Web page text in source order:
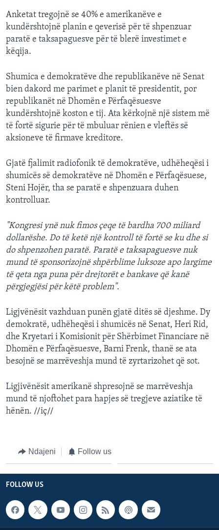
Anketat tregojnë se 40% e amerikanëve e
kundërshtojnë planin e qeverisë për të shpenzuar
paratë e taksapaguesve për të blerë investimet e
këqija.
Shumica e demokratëve dhe republikanëve në Senat
bien dakord me parimet e planit të presidentit, por
republikanët në Dhomën e Përfaqësuesve
kundërshtojnë koston e tij. Ata kërkojnë një sistem më
të fortë sigurie për të mbuluar rënien e vleftës së
aksioneve të firmave kreditore.
Gjatë fjalimit radiofonik të demokratëve, udhëheqësi i
shumicës së demokratëve në Dhomën e Përfaqësuese,
Steni Hojër, tha se paratë e shpenzuara duhen
kontrolluar.
"Kongresi ynë nuk fimos çeqe të bardha 700 miliard
dollarëshe. Do të ketë një kontroll të fortë se ku dhe si
do shpenzohen paratë. Paratë e taksapaguesve nuk
mund të sponsorizojnë shpërblime luksoze apo largime
të qeta nga puna për drejtorët e bankave që kanë
përgjegjësi për këtë problem".
Ligjvënësit vazhduan punën gjatë ditës së djeshme. Dy
demokratë, udhëheqësi i shumicës në Senat, Heri Rid,
dhe Kryetari i Komisionit për Shërbimet Financiare në
Dhomën e Përfaqësuesve, Barni Frenk, thanë se ata
besojnë se marrëveshja mund të zyrtarizohet që sot.
Ligjivënësit amerikanë shpresojnë se marrëveshja
mund të njoftohet para hapjes së tregjeve aziatike të
hënën. //iç//
Ndajeni Follow us
FOLLOW US